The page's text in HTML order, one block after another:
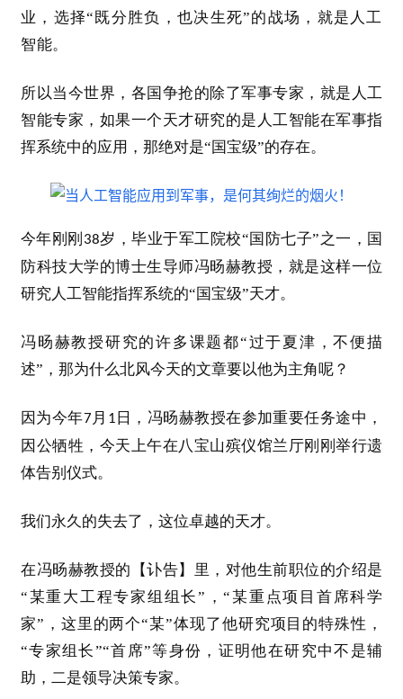
业，选择“既分胜负，也决生死”的战场，就是人工
智能。
所以当今世界，各国争抢的除了军事专家，就是人工
智能专家，如果一个天才研究的是人工智能在军事指
挥系统中的应用，那绝对是“国宝级”的存在。
今年刚刚 38岁，毕业于军工院校“国防七子”之一，国
防科技大学的博士生导师冯旸赫教授，就是这样一位
研究人工智能指挥系统的“国宝级”天才。
冯旸赫教授研究的许多课题都“过于夏津，不便描
述”，那为什么北风今天的文章要以他为主角呢？
因为今年7 月 1 日，冯旸赫教授在参加重要任务途中，
因公牺牲，今天上午在八宝山殡仪馆兰厅刚刚举行遗
体告别仪式。
我们永久的失去了，这位卓越的天才。
在冯旸赫教授的【讣告】里，对他生前职位的介绍是
“某重大工程专家组组长”，“某重点项目首席科学
家”，这里的两个“某”体现了他研究项目的特殊性，
“专家组长”“首席”等身份，证明他在研究中不是辅
助，二是领导决策专家。